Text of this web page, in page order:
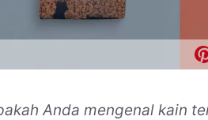
Anda mengenal kain